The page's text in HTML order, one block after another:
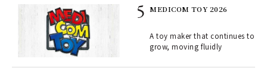
MEDICOM TOY 2026
A toy maker that continues to
grow, moving fluidly